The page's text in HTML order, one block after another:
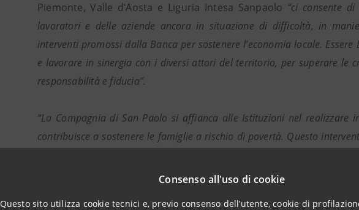
Consenso all'uso di cookie
Questo sito utilizza cookie tecnici e, previo consenso dell’utente, cookie di
Piemonte, Valle d’Aosta e Liguria Intesa Sanpaolo “ci consente
lavoratori e delle aziende ancora in situazione di difficoltà, in
interventi promossi dalla Banca per sostenere l’economia locale.
e lavorare in sinergia con i diversi attori del territorio, per superare le
responsabilità e fiducia”.
“La Compagnia di San Paolo si affianca alle Istituzioni nel realizzare
contribuisce a sostenere le famiglie a rischio di povertà. Questo
della Compagnia, volta a promuovere in primo luogo iniziative di
capacità individuali, e a responsabilizzare le persone, riducendo le